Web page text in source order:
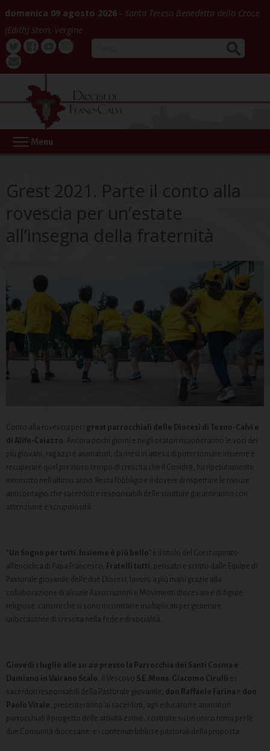
content
domenica 09 agosto 2026
Santa Teresa Benedetta della Croce
(Edith) Stein, vergine
Twitter
Buona
webmail
Menu
Grest 2021. Parte il conto alla
rovescia per un’estate
all’insegna della fraternità
Conto alla rovescia per i grest parrocchiali delle Diocesi di Teano-Calvi e
di Alife-Caiazzo . Ancora pochi giorni e negli oratori risuoneranno le voci dei
più giovani, ragazzi e animatori, da mesi in attesa di poter tornare insieme e
recuperare quel prezioso tempo di crescita che il Covid19, ha ripetutamente
interrotto nell’ultimo anno. Resta l’obbligo e il dovere di rispettare le misure
anticontagio che sacerdoti e responsabili delle strutture garantiranno con
attenzione e scrupolosità.
“ Un Sogno per tutti. Insieme è più bello” è il titolo del Grest ispirato
all’enciclica di Papa Francesco,
Fratelli tutti
, pensato e scritto dalle Equipe di
Pastorale giovanile delle due Diocesi; lavoro a più mani grazie alla
collaborazione di alcune Associazioni e Movimenti diocesani e di figure
religiose: carismi che si sono incontrati e moltiplicati per generare
un’occasione di crescita nella fede e di socialità.
Giovedì 1 luglio alle 20.00 presso la Parrocchia dei Santi Cosma e
Damiano in Vairano Scalo , il Vescovo S.E. Mons. Giacomo Cirulli e i
sacerdoti responsabili della Pastorale giovanile, don Raffaele Farina e don
Paolo Vitale , presenteranno ai sacerdoti, agli educatori e animatori
parrocchiali il progetto delle attività estive, costruite su un unico tema per le
due Comunità diocesane, e i contenuti biblici e pastorali della proposta.